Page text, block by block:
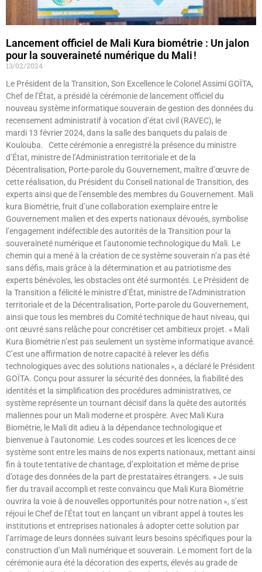
Lancement officiel de Mali Kura biométrie : Un jalon
pour la souveraineté numérique du Mali !
13/02/2024
Le Président de la Transition, Son Excellence le Colonel Assimi GOÏTA,
Chef de l’État, a présidé la cérémonie de lancement officiel du
nouveau système informatique souverain de gestion des données du
recensement administratif à vocation d’état civil (RAVEC), le
mardi 13 février 2024, dans la salle des banquets du palais de
Koulouba. Cette cérémonie a enregistré la présence du ministre
d’État, ministre de l’Administration territoriale et de la
Décentralisation, Porte-parole du Gouvernement, maître d’œuvre de
cette réalisation, du Président du Conseil national de Transition, des
experts ainsi que de l’ensemble des membres du Gouvernement. Mali
kura Biométrie, fruit d’une collaboration exemplaire entre le
Gouvernement malien et des experts nationaux dévoués, symbolise
l’engagement indéfectible des autorités de la Transition pour la
souveraineté numérique et l’autonomie technologique du Mali. Le
chemin qui a mené à la création de ce système souverain n’a pas été
sans défis, mais grâce à la détermination et au patriotisme des
experts bénévoles, les obstacles ont été surmontés. Le Président de
la Transition a félicité le ministre d’État, ministre de l’Administration
territoriale et de la Décentralisation, Porte-parole du Gouvernement,
ainsi que tous les membres du Comité technique de haut niveau, qui
ont œuvré sans relâche pour concrétiser cet ambitieux projet. « Mali
Kura Biométrie n’est pas seulement un système informatique avancé.
C’est une affirmation de notre capacité à relever les défis
technologiques avec des solutions nationales », a déclaré le Président
GOÏTA. Conçu pour assurer la sécurité des données, la fiabilité des
identités et la simplification des procédures administratives, ce
système représente un tournant décisif dans la quête des autorités
maliennes pour un Mali moderne et prospère. Avec Mali Kura
Biométrie, le Mali dit adieu à la dépendance technologique et
bienvenue à l’autonomie. Les codes sources et les licences de ce
système sont entre les mains de nos experts nationaux, mettant ainsi
fin à toute tentative de chantage, d’exploitation et même de prise
d’otage des données de la part de prestataires étrangers. « Je suis
fier du travail accompli et reste convaincu que Mali Kura Biométrie
ouvrira la voie à de nouvelles opportunités pour notre nation », s’est
réjoui le Chef de l’État tout en lançant un vibrant appel à toutes les
institutions et entreprises nationales à adopter cette solution par
l’arrimage de leurs données suivant leurs besoins spécifiques pour la
construction d’un Mali numérique et souverain. Le moment fort de la
cérémonie aura été la décoration des experts, élevés au grade de